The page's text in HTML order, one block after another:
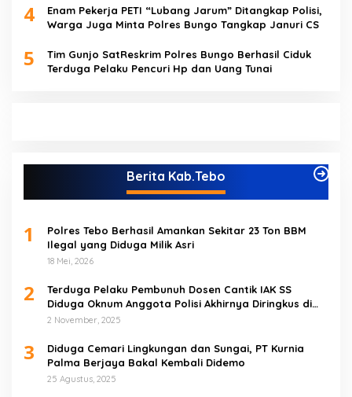
4
Enam Pekerja PETI “Lubang Jarum” Ditangkap Polisi,
Warga Juga Minta Polres Bungo Tangkap Januri CS
5
Tim Gunjo SatReskrim Polres Bungo Berhasil Ciduk
Terduga Pelaku Pencuri Hp dan Uang Tunai
Berita Kab.Tebo
1
Polres Tebo Berhasil Amankan Sekitar 23 Ton BBM
Ilegal yang Diduga Milik Asri
18 Mei, 2026
2
Terduga Pelaku Pembunuh Dosen Cantik IAK SS
Diduga Oknum Anggota Polisi Akhirnya Diringkus di
Tebo Tengah
2 November, 2025
3
Diduga Cemari Lingkungan dan Sungai, PT Kurnia
Palma Berjaya Bakal Kembali Didemo
25 Agustus, 2025